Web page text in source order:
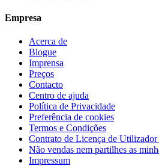
Empresa
Acerca de
Blogue
Imprensa
Preços
Contacto
Centro de ajuda
Política de Privacidade
Preferência de cookies
Termos e Condições
Contrato de Licença de Utilizador
Não vendas nem partilhes as
Impressum